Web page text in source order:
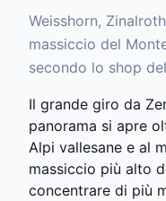
Weisshorn,
massiccio del
secondo lo shop
Il grande giro da
panorama si apre
Alpi vallesane e al
massiccio più alto
concentrare di più